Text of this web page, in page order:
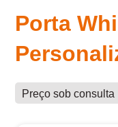
Porta
Preço sob consulta